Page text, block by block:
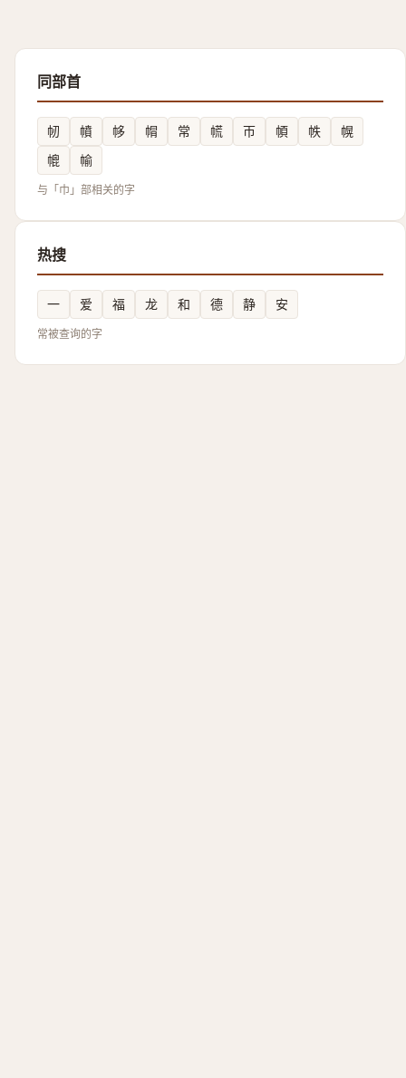
同部首
㠴 幩 㡅 㡌 常 㡛 帀 幁 帙
幌
㡙
㡏
与「巾」部相关的字
热搜
一 爱 福 龙 和 德 静 安
常被查询的字